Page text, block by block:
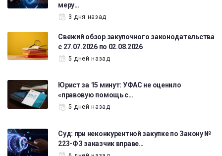
меру…
3 дня назад
Свежий обзор закупочного законодательства
с 27.07.2026 по 02.08.2026
5 дней назад
Юрист за 15 минут: УФАС не оценило
«правовую помощь с…
5 дней назад
Суд: при неконкурентной закупке по Закону №
223-ФЗ заказчик вправе…